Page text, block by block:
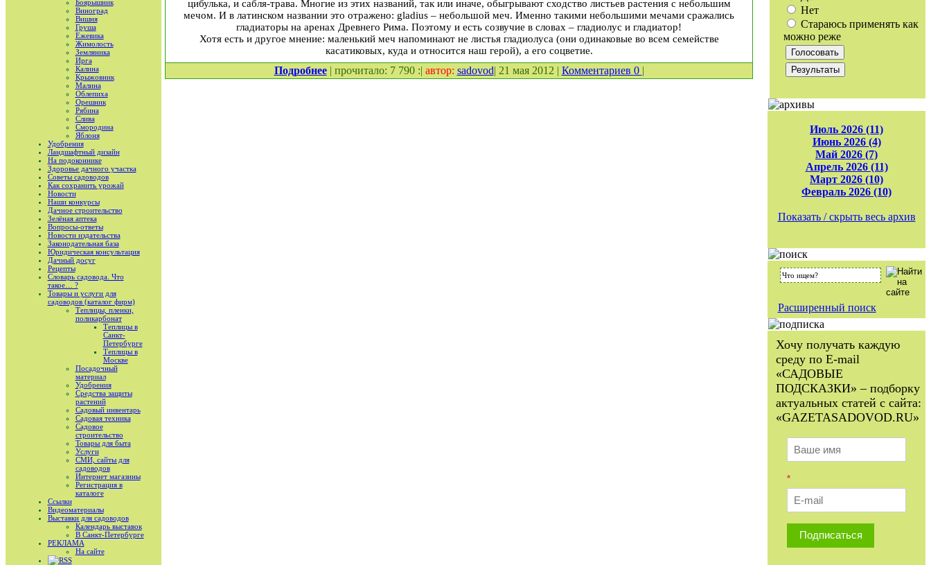
Боярышник
Виноград
Вишня
Груша
Ежевика
Жимолость
Земляника
Ирга
Калина
Крыжовник
Малина
Облепиха
Орешник
Рябина
Слива
Смородина
Яблоня
Удобрения
Ландшафтный дизайн
На подоконнике
Здоровье дачного участка
Советы садоводов
Как сохранить урожай
Новости
Наши конкурсы
Дачное строительство
Зелёная аптека
Вопросы-ответы
Новости издательства
Законодательная база
Юридическая консультация
Дачный досуг
Рецепты
Словарь садовода. Что
такое… ?
Товары и услуги для
садоводов (каталог фирм)
Теплицы, пленки,
поликарбонат
Теплицы в
Санкт-
Петербурге
Теплицы в
Москве
Посадочный
материал
Удобрения
Средства защиты
растений
Садовый инвентарь
Садовая техника
Садовое
строительство
Товары для быта
Услуги
СМИ, сайты для
садоводов
Интернет магазины
Регистрация в
каталоге
Ссылки
Видеоматериалы
Выставки для садоводов
Календарь выставок
В Санкт-Петербурге
РЕКЛАМА
На сайте
RSS
цибулька, и сабля-трава. Многие из этих названий, так или иначе, обыгрывают сходство листьев растения с небольшим
мечом. И в латинском названии это отражено: gladius – небольшой меч. Именно такими небольшими мечами сражались
гладиаторы на аренах Древнего Рима. Поэтому и есть созвучие в словах – гладиолус и гладиатор!
Хотя есть и другое мнение: маленький меч напоминают не листья гладиолуса (они одинаковые во всем семействе
касатиковых, куда и относится наш герой), а его соцветие.
Подробнее| прочитало: 7 790 :| автор: sadovod| 21 мая 2012 | Комментариев 0 |
Нет
Стараюсь применять как
можно реже
Июль 2026 (11)
Июнь 2026 (4)
Май 2026 (7)
Апрель 2026 (11)
Март 2026 (10)
Февраль 2026 (10)
Показать / скрыть весь архив
Расширенный поиск
Хочу получать каждую
среду по E-mail
«САДОВЫЕ
ПОДСКАЗКИ» – подборку
актуальных статей с сайта:
«GAZETASADOVOD.RU»
*
Подписаться